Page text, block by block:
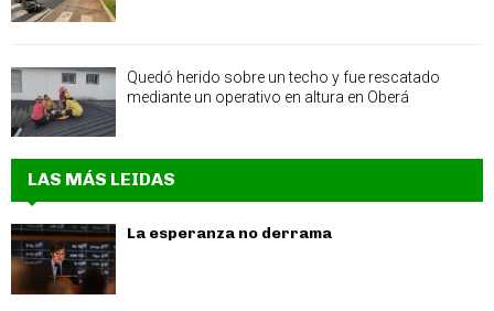
Quedó herido sobre un techo y fue rescatado
mediante un operativo en altura en Oberá
LAS MÁS LEIDAS
La esperanza no derrama